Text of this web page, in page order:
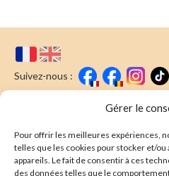
Gérer le
Pour offrir les meilleures expériences,
telles que les cookies pour stocker et/
appareils. Le fait de consentir à ces
des données telles que le
Suivez-nous :
Nous écrire
Newsletter
E-mail* :